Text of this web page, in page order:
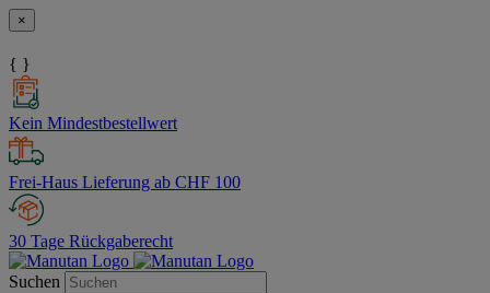
×
{ }
Kein Mindestbestellwert
Frei-Haus Lieferung ab CHF 100
30 Tage Rückgaberecht
Suchen